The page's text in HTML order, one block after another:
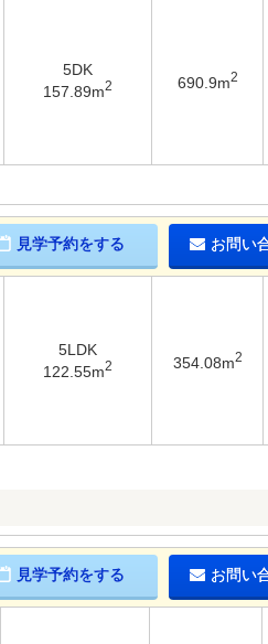
5DK
157.89m2 690.9m2
見学予約をする お問い
5LDK
122.55m2 354.08m2
見学予約をする お問い